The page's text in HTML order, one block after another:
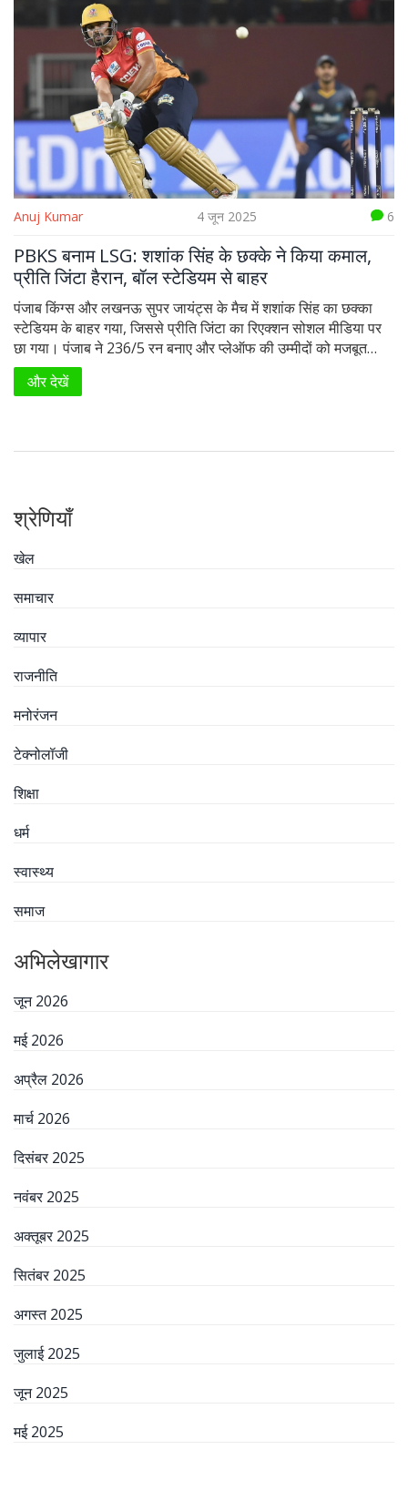
Anuj Kumar 4 जून 2025 6
PBKS बनाम LSG: शशांक सिंह के छक्के ने किया कमाल,
प्रीति जिंटा हैरान, बॉल स्टेडियम से बाहर
पंजाब किंग्स और लखनऊ सुपर जायंट्स के मैच में शशांक सिंह का छक्का
स्टेडियम के बाहर गया, जिससे प्रीति जिंटा का रिएक्शन सोशल मीडिया पर
छा गया। पंजाब ने 236/5 रन बनाए और प्लेऑफ की उम्मीदों को मजबूत
किया। प्रब्सिमरन सिंह ने 91 रन की पारी खेली।
और देखें
श्रेणियाँ
खेल
समाचार
व्यापार
राजनीति
मनोरंजन
टेक्नोलॉजी
शिक्षा
धर्म
स्वास्थ्य
समाज
अभिलेखागार
जून 2026
मई 2026
अप्रैल 2026
मार्च 2026
दिसंबर 2025
नवंबर 2025
अक्तूबर 2025
सितंबर 2025
अगस्त 2025
जुलाई 2025
जून 2025
मई 2025